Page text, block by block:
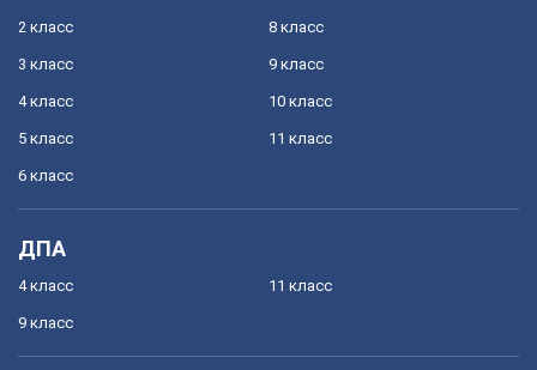
2 класс
3 класс
4 класс
5 класс
6 класс
8 класс
9 класс
10 класс
11 класс
ДПА
4 класс
9 класс
11 класс